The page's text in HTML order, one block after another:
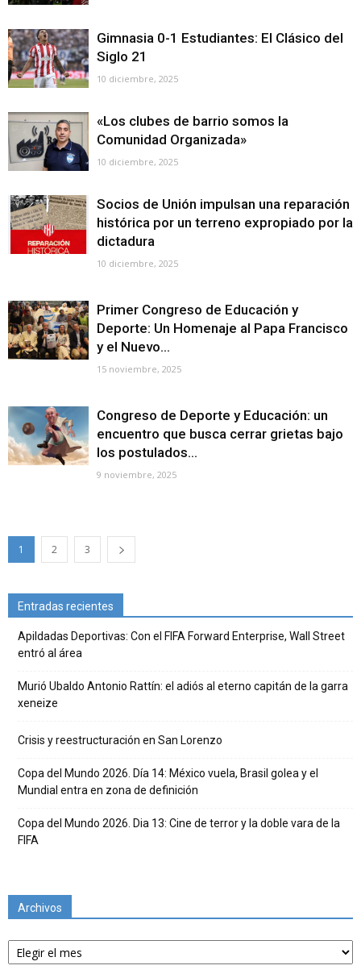
Gimnasia 0-1 Estudiantes: El Clásico del
Siglo 21
10 diciembre, 2025
«Los clubes de barrio somos la
Comunidad Organizada»
10 diciembre, 2025
Socios de Unión impulsan una reparación
histórica por un terreno expropiado por la
dictadura
10 diciembre, 2025
Primer Congreso de Educación y
Deporte: Un Homenaje al Papa Francisco
y el Nuevo...
15 noviembre, 2025
Congreso de Deporte y Educación: un
encuentro que busca cerrar grietas bajo
los postulados...
9 noviembre, 2025
1 2 3
Entradas recientes
Apildadas Deportivas: Con el FIFA Forward Enterprise, Wall Street
entró al área
Murió Ubaldo Antonio Rattín: el adiós al eterno capitán de la garra
xeneize
Crisis y reestructuración en San Lorenzo
Copa del Mundo 2026. Día 14: México vuela, Brasil golea y el
Mundial entra en zona de definición
Copa del Mundo 2026. Dia 13: Cine de terror y la doble vara de la
FIFA
Archivos
Archivos